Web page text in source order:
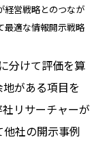
経営戦略とのつなが
最適な情報開示戦略
分けて評価を算
がある項目を
リサーチャーが
社の開示事例